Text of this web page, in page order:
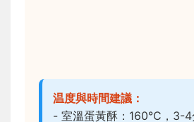
温度與時間建議：
- 室溫蛋黃酥：160°C，3-